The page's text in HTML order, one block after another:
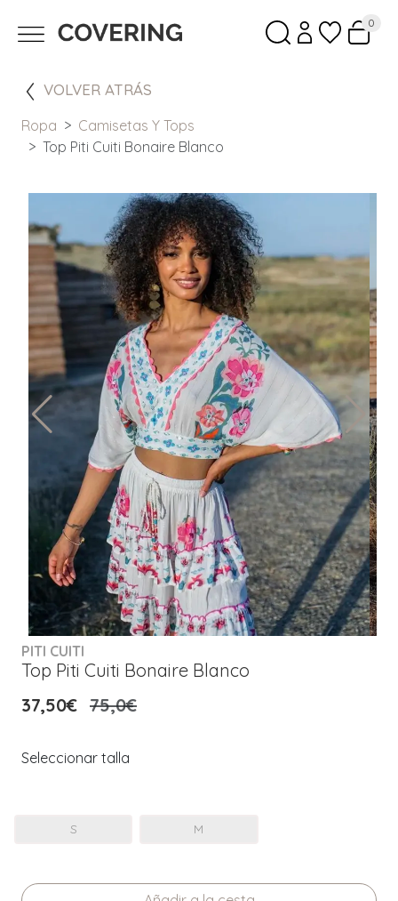
0
VOLVER ATRÁS
Ropa
Camisetas Y Tops
Top Piti Cuiti Bonaire Blanco
PITI CUITI
Top Piti Cuiti Bonaire Blanco
37,50€ 75,0€
Seleccionar talla
S M